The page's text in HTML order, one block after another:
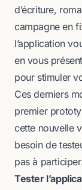
d’écriture,
campagne en
l’application
en vous
pour stimuler
Ces derniers
premier
cette nouvelle
besoin de
pas à
Tester